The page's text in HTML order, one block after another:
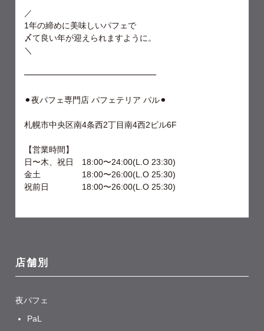
／
1年の締めに美味しいパフェで
〆て良い年が迎えられますように。
＼
━━━━━━━━━━━━━━━━
⚫︎夜パフェ専門店 パフェテリア パル⚫︎
札幌市中央区南4条西2丁目南4西2ビル6F
【営業時間】
日〜木、祝日 18:00〜24:00(L.O 23:30)
金土 18:00〜26:00(L.O 25:30)
祝前日 18:00〜26:00(L.O 25:30)
店舗別
夜パフェ
PaL